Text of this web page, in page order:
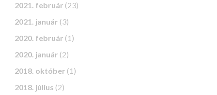
2021. február (23)
2021. január (3)
2020. február (1)
2020. január (2)
2018. október (1)
2018. július (2)